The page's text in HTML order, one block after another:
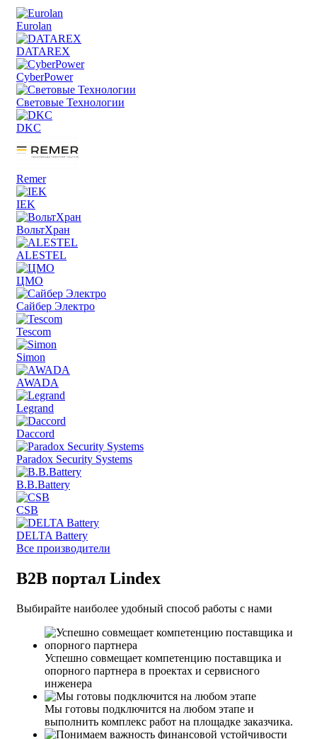
Eurolan
DATAREX
CyberPower
Световые Технологии
DKC
Remer
IEK
ВольтХран
ALESTEL
ЦМО
Сайбер Электро
Tescom
Simon
AWADA
Legrand
Daccord
Paradox Security Systems
B.B.Battery
CSB
DELTA Battery
Все производители
B2B портал Lindex
Выбирайте наиболее удобный способ работы с нами
Успешно совмещает компетенцию поставщика и
опорного партнера в проектах и сервисного
инженера
Мы готовы подключится на любом этапе и
выполнить комплекс работ на площадке заказчика.